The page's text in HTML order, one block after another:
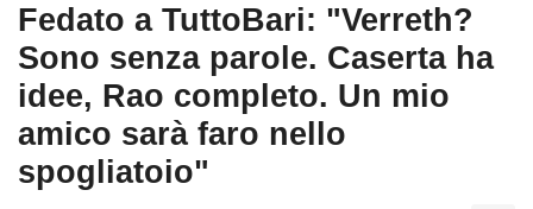
Fedato a TuttoBari: "Verreth?
Sono senza parole. Caserta ha
idee, Rao completo. Un mio
amico sarà faro nello
spogliatoio"